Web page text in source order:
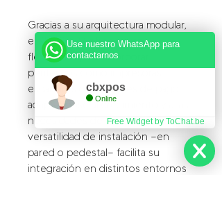
Gracias a su arquitectura modular,
el KPOS-S27 ofrece gran
flexibilidad para incorporar
periféricos como impresoras,
escáneres o terminales de pago,
adaptándose al crecimiento y a las
necesidades de cada negocio. Su
versatilidad de instalación —en
pared o pedestal— facilita su
integración en distintos entornos
Use nuestro WhatsApp para
contactarnos
cbxpos
Online
Free Widget by ToChat.be